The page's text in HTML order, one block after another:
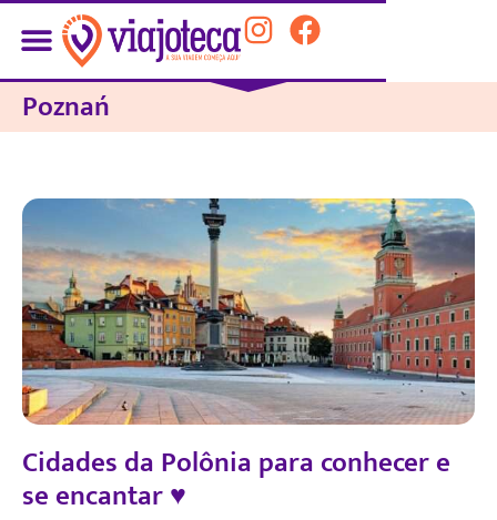
Poznań
Cidades da Polônia para conhecer e
se encantar ♥